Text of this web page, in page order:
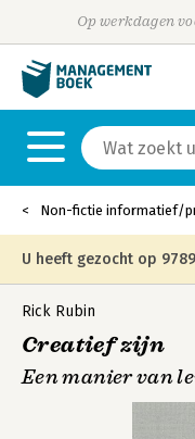
Op werkdagen
Non-fictie informatief/
U heeft gezocht op
niet meer in die editie
onderstaande editie.
Rick Rubin
Creatief zijn
Een manier van